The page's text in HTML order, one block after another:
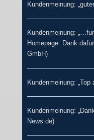
Kundenmeinung:
Kundenmeinung:
Homepage. Dank
GmbH)
Kundenmeinung:
Kundenmeinung:
News.de)